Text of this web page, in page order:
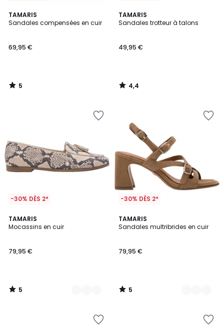
TAMARIS
Sandales compensées en cuir
69,95 €
5
/
5
/
TAMARIS
Sandales trotteur à talons
49,95 €
4,4
/ 5
4,4
/
-30% DÈS 2*
TAMARIS
Mocassins en cuir
79,95 €
5
/
2
Couleurs
5
/
-30% DÈS 2*
TAMARIS
Sandales multribrides en cuir
79,95 €
5
/
2
Couleurs
5
/